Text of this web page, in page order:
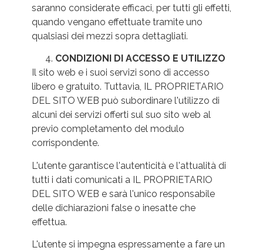
saranno considerate efficaci, per tutti gli effetti,
quando vengano effettuate tramite uno
qualsiasi dei mezzi sopra dettagliati.
CONDIZIONI DI ACCESSO E UTILIZZO
Il sito web e i suoi servizi sono di accesso
libero e gratuito. Tuttavia, IL PROPRIETARIO
DEL SITO WEB può subordinare l'utilizzo di
alcuni dei servizi offerti sul suo sito web al
previo completamento del modulo
corrispondente.
L'utente garantisce l'autenticità e l'attualità di
tutti i dati comunicati a IL PROPRIETARIO
DEL SITO WEB e sarà l'unico responsabile
delle dichiarazioni false o inesatte che
effettua.
L'utente si impegna espressamente a fare un